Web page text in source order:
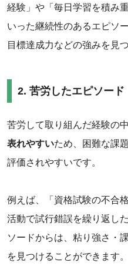
経験」や「毎日学習を積み
いった継続性のあるエピソ
目標達成力などの強みを見
2. 苦労したエピソード
苦労して取り組んだ経験の
表れやすいため、困難な課
評価されやすいです。
例えば、「資格試験の不合
活動で試行錯誤を繰り返し
ソードからは、粘り強さ・
を見つけることができます。